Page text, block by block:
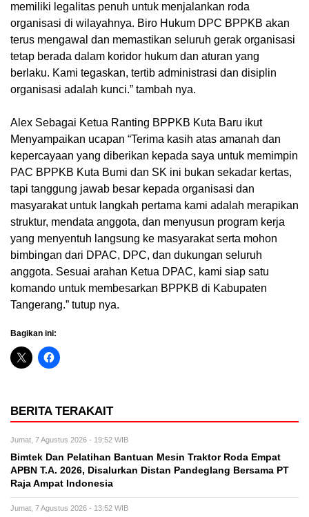
memiliki legalitas penuh untuk menjalankan roda
organisasi di wilayahnya. Biro Hukum DPC BPPKB akan
terus mengawal dan memastikan seluruh gerak organisasi
tetap berada dalam koridor hukum dan aturan yang
berlaku. Kami tegaskan, tertib administrasi dan disiplin
organisasi adalah kunci.” tambah nya.
Alex Sebagai Ketua Ranting BPPKB Kuta Baru ikut
Menyampaikan ucapan “Terima kasih atas amanah dan
kepercayaan yang diberikan kepada saya untuk memimpin
PAC BPPKB Kuta Bumi dan SK ini bukan sekadar kertas,
tapi tanggung jawab besar kepada organisasi dan
masyarakat untuk langkah pertama kami adalah merapikan
struktur, mendata anggota, dan menyusun program kerja
yang menyentuh langsung ke masyarakat serta mohon
bimbingan dari DPAC, DPC, dan dukungan seluruh
anggota. Sesuai arahan Ketua DPAC, kami siap satu
komando untuk membesarkan BPPKB di Kabupaten
Tangerang.” tutup nya.
Bagikan ini:
BERITA TERAKAIT
Jumat, 7 Agustus 2026 - 19:52 WIB
Bimtek Dan Pelatihan Bantuan Mesin Traktor Roda Empat
APBN T.A. 2026, Disalurkan Distan Pandeglang Bersama PT
Raja Ampat Indonesia
Jumat, 7 Agustus 2026 - 13:52 WIB